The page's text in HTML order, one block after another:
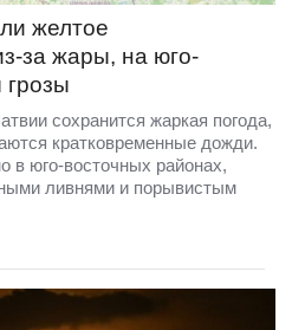
желтое
за жары, на юго-
грозы
сохранится жаркая погода,
кратковременные дожди.
в юго-восточных районах,
ливнями и порывистым